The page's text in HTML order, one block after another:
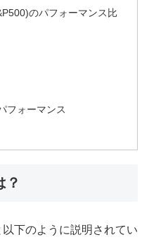
のパフォーマンス比
フォーマンス
？
下のように説明されてい